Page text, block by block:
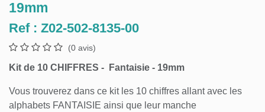
19mm
Ref : Z02-502-8135-00
(0 avis)
Kit de 10 CHIFFRES - Fantaisie - 19mm
Vous trouverez dans ce kit les 10 chiffres allant avec
les alphabets FANTAISIE ainsi que leur manche